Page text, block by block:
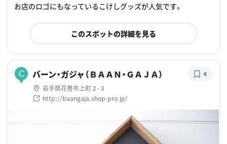
お店のロゴにもなっているこけしグッズが人気です。
このスポットの詳細を見る
C バーン・ガジャ（ＢＡＡＮ・ＧＡＪＡ）
岩手県花巻市上町２-３
http://baangaja.shop-pro.jp/
4